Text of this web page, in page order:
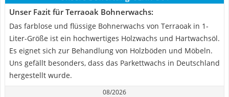
Unser Fazit für Terraoak Bohnerwachs:
Das farblose und flüssige Bohnerwachs von Terraoak in 1-
Liter-Größe ist ein hochwertiges Holzwachs und Hartwachsöl.
Es eignet sich zur Behandlung von Holzböden und Möbeln.
Uns gefällt besonders, dass das Parkettwachs in Deutschland
hergestellt wurde.
08/2026